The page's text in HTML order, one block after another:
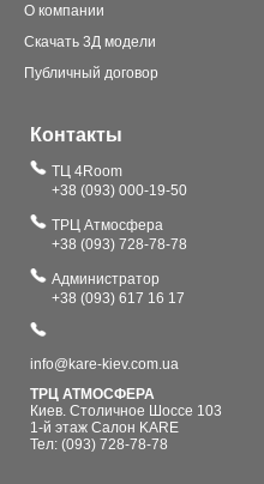
О компании
Скачать 3Д модели
Публичный договор
Контакты
ТЦ 4Room
+38 (093) 000-19-50
ТРЦ Атмосфера
+38 (093) 728-78-78
Администратор
+38 (093) 617 16 17
info@kare-kiev.com.ua
ТРЦ АТМОСФЕРА
Киев. Столичное Шоссе 103
1-й этаж Салон KARE
Тел: (093) 728-78-78